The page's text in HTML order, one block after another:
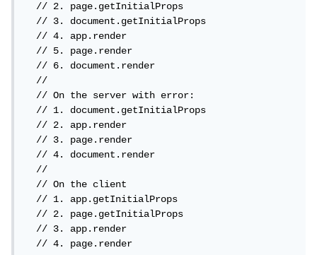
  // 2. page.getInitialProps
  // 3. document.getInitialProps
  // 4. app.render
  // 5. page.render
  // 6. document.render
  //
  // On the server with error:
  // 1. document.getInitialProps
  // 2. app.render
  // 3. page.render
  // 4. document.render
  //
  // On the client
  // 1. app.getInitialProps
  // 2. page.getInitialProps
  // 3. app.render
  // 4. page.render